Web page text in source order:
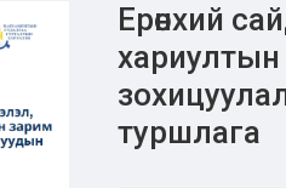
Ерөнхий
туршлага